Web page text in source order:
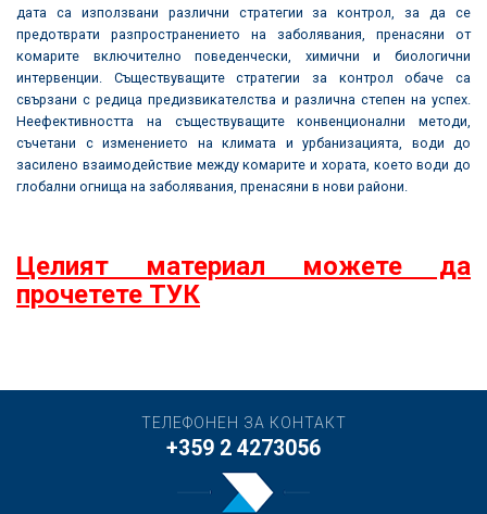
дата са използвани различни стратегии за контрол, за да се
предотврати разпространението на заболявания, пренасяни от
комарите включително поведенчески, химични и биологични
интервенции. Съществуващите стратегии за контрол обаче са
свързани с редица предизвикателства и различна степен на успех.
Неефективността на съществуващите конвенционални методи,
съчетани с изменението на климата и урбанизацията, води до
засилено взаимодействие между комарите и хората, което води до
глобални огнища на заболявания, пренасяни в нови райони.
Целият материал можете да
прочетете ТУК
ТЕЛЕФОНЕН ЗА КОНТАКТ
+359 2 4273056